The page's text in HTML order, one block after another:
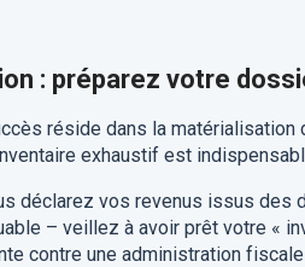
: préparez votre
réside dans la
exhaustif est
déclarez vos revenus issus des
– veillez à avoir prêt votre «
contre une administration